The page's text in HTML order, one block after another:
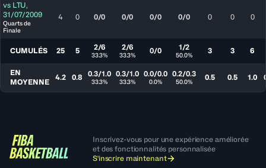
vs LTU,
31/07/2009
Quarts de
Finale
4 0 0/0 0/0 0/0 0/0 0 0 0
CUMULÉS 25 5 2/6
33.3%
2/6
33.3% 0/0 1/2
50.0% 3 3 6
EN
MOYENNE
4.2 0.8 0.3/1.0
33.3%
0.3/1.0
33.3%
0.0/0.0
0.0%
0.2/0.3
50.0% 0.5 0.5 1.0
Inscrivez-vous pour une expérience améliorée
et des fonctionnalités personnalisée
S'inscrire maintenant